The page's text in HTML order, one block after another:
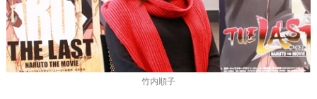
竹内順子